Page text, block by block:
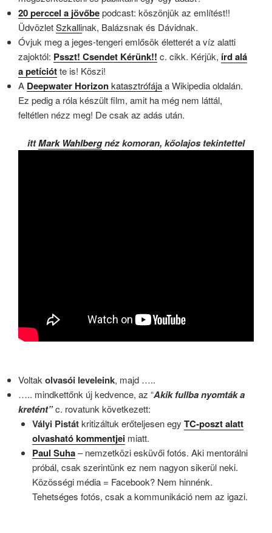
20 perccel a jövőbepodcast: köszönjük az említést!!
ÜdvözletSzkallinak, Balázsnak és Dávidnak.
Óvjuk meg a jeges-tengeri emlősök életterét a víz alatti
zajoktól: Psszt! Csendet Kérünk!! c. cikk. Kérjük, írd alá
a petíciótte is! Köszi!
A Deepwater Horizonkatasztrófájaa Wikipedia oldalán.
Ez pedig a róla készült film, amit ha még nem láttál,
feltétlen nézz meg! De csak az adás után.
ittMark Wahlbergnéz komoran, kőolajos tekintettel
Voltak olvasói leveleink, majd …..
….. mindkettőnk új kedvence, az “Akikfullba nyomták a
kretént”c. rovatunk következett:
Vályi Pistátkritizáltuk erőteljesen egy TC-poszt alatt
olvasható kommentjeimiatt.
Paul Suha– nemzetközi esküvői fotós. Aki mentorálni
próbál, csak szerintünk ez nem nagyon sikerül neki.
Közösségi média = Facebook? Nem hinnénk.
Tehetséges fotós, csak a kommunikáció nem az igazi.